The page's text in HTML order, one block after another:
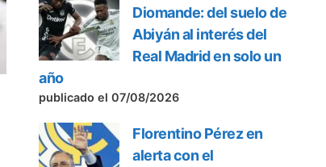
Diomande: del suelo de
Abiyán al interés del
Real Madrid en solo un
año
publicado el 07/08/2026
Florentino Pérez en
alerta con el